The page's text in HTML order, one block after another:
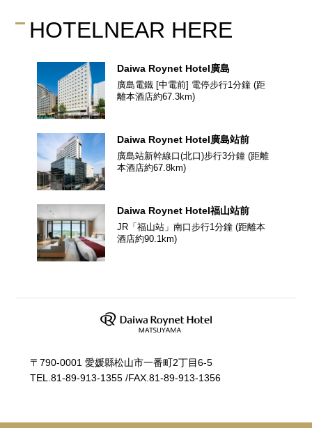
HOTELNEAR HERE
Daiwa Roynet Hotel廣島
廣島電鐵 [中電前] 電停步行1分鐘 (距
離本酒店約67.3km)
Daiwa Roynet Hotel廣島站前
廣島站新幹線口(北口)步行3分鐘 (距離
本酒店約67.8km)
Daiwa Roynet Hotel福山站前
JR「福山站」南口步行1分鐘 (距離本
酒店約90.1km)
〒790-0001 愛媛縣松山市一番町2丁目6-5
TEL. 81-89-913-1355 /FAX.81-89-913-1356